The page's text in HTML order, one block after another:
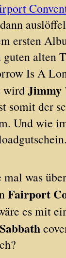
ersten
guten alten
Is A
wirdJimmy
somit der
Und wie
mal was
Fairport
es mit